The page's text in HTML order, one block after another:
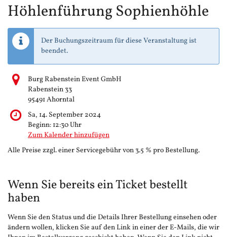
Höhlenführung Sophienhöhle
Der Buchungszeitraum für diese Veranstaltung ist
beendet.
Burg Rabenstein Event GmbH
Rabenstein 33
95491 Ahorntal
Sa, 14. September 2024
Beginn: 12:30Uhr
Zum Kalender hinzufügen
Alle Preise zzgl. einer Servicegebühr von 3.5 % pro Bestellung.
Wenn Sie bereits ein Ticket bestellt
haben
Wenn Sie den Status und die Details Ihrer Bestellung einsehen oder
ändern wollen, klicken Sie auf den Link in einer der E-Mails, die wir